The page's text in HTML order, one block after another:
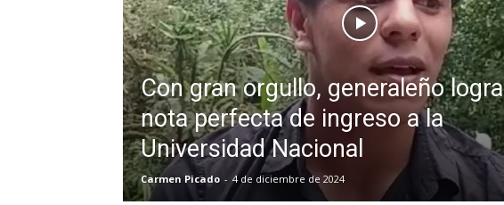
Con gran orgullo, generaleño logra
nota perfecta de ingreso a la
Universidad Nacional
Carmen Picado - 4 de diciembre de 2024